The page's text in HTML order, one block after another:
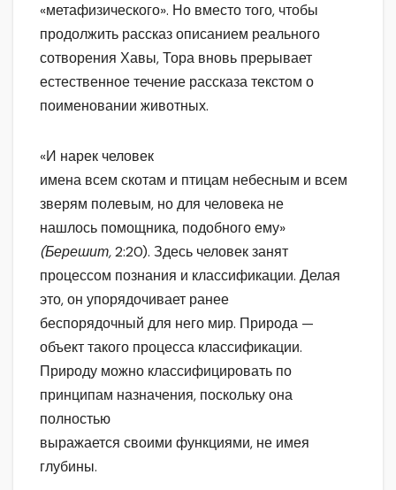
«метафизического». Но вместо того, чтобы
продолжить рассказ описанием реального
сотворения Хавы, Тора вновь прерывает
естественное течение рассказа текстом о
поименовании животных.
«И нарек человек
имена всем скотам и птицам небесным и всем
зверям полевым, но для человека не
нашлось помощника, подобного ему»
(Берешит,2:20). Здесь человек занят
процессом познания и классификации. Делая
это, он упорядочивает ранее
беспорядочный для него мир. Природа —
объект такого процесса классификации.
Природу можно классифицировать по
принципам назначения, поскольку она
полностью
выражается своими функциями, не имея
глубины.